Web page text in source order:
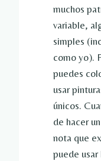
muchos
variable,
simples
como yo).
puedes
usar
únicos.
de hacer
nota que
puede